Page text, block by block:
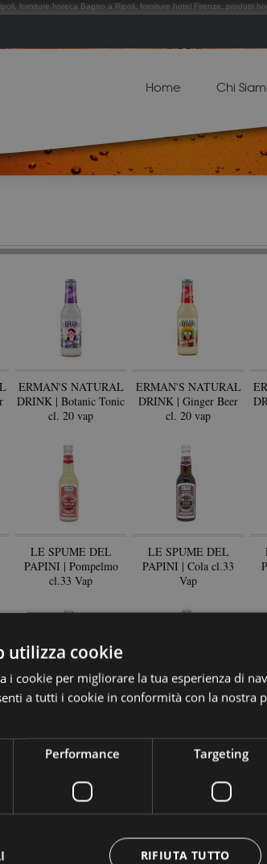
forniture horeca Bagno a Ripoli, forniture hotel Firenze, prodotti
Home Chi
ERMAN'S NATURAL
DRINK | Botanic Tonic
cl. 20 vap
ERMAN'S NATURAL
DRINK | Ginger Beer
cl. 20 vap
LE SPUME DEL
PAPINI | Pompelmo
cl.33 Vap
LE SPUME DEL
PAPINI | Cola cl.33
Vap
Vap
Vap
utilizza cookie
i cookie per migliorare la tua esperienza di
a tutti i cookie in conformità con la nostra
Performance Targeting
RIFIUTA TUTTO